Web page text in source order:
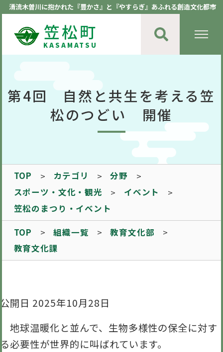
清流木曽川に抱かれた『豊かさ』と『やすらぎ』あふれる創造文化都市
笠松町
KASAMATSU
第4回 自然と共生を考える笠
松のつどい 開催
TOP カテゴリ
分野
スポーツ・文化・観光
イベント
笠松のまつり・イベント
TOP
組織一覧
教育文化部
教育文化課
公開日 2025年10月28日
地球温暖化と並んで、生物多様性の保全に対す
る必要性が世界的に叫ばれています。